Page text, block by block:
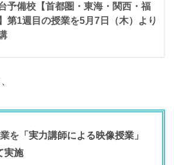
予備校【首都圏・東海・関西・福
第1週目の授業を5月7日（木）より
を 「実力講師による映像授業」
実施